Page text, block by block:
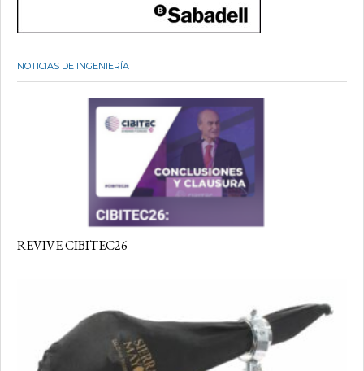
NOTICIAS DE INGENIERÍA
REVIVE CIBITEC26